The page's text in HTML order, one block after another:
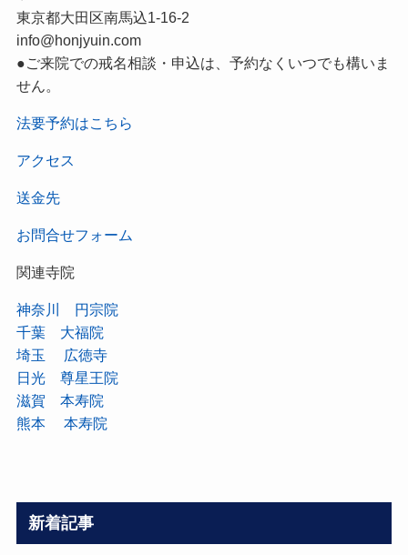
東京都大田区南馬込1-16-2
info@honjyuin.com
●ご来院での戒名相談・申込は、予約なくいつでも構いま
せん。
法要予約はこちら
アクセス
送金先
お問合せフォーム
関連寺院
神奈川 円宗院
千葉 大福院
埼玉 広徳寺
日光 尊星王院
滋賀 本寿院
熊本 本寿院
新着記事